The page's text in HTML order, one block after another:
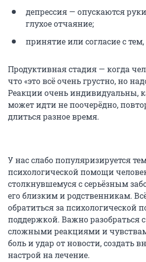
депрессия — опускаются
глухое отчаяние;
принятие или согласие с
Продуктивная стадия — когда
что «это всё очень грустно, но
Реакции очень индивидуальны,
может идти не поочерёдно,
длиться разное время.
У нас слабо популяризируется
психологической помощи
столкнувшемуся с серьёзным
его близким и родственникам.
обратиться за психологической
поддержкой. Важно разобраться
сложными реакциями и
боль и удар от новости, создать
настрой на лечение.